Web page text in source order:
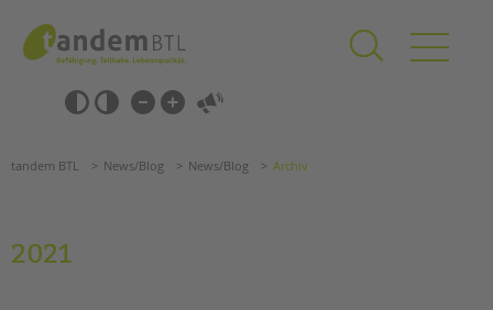
springen
Barrierefrei-
Einstellungen
überspringen
überspringen
tandem BTL News/Blog News/Blog Archiv
2021